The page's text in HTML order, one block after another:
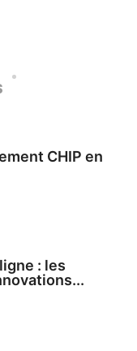
CHIP en
: les